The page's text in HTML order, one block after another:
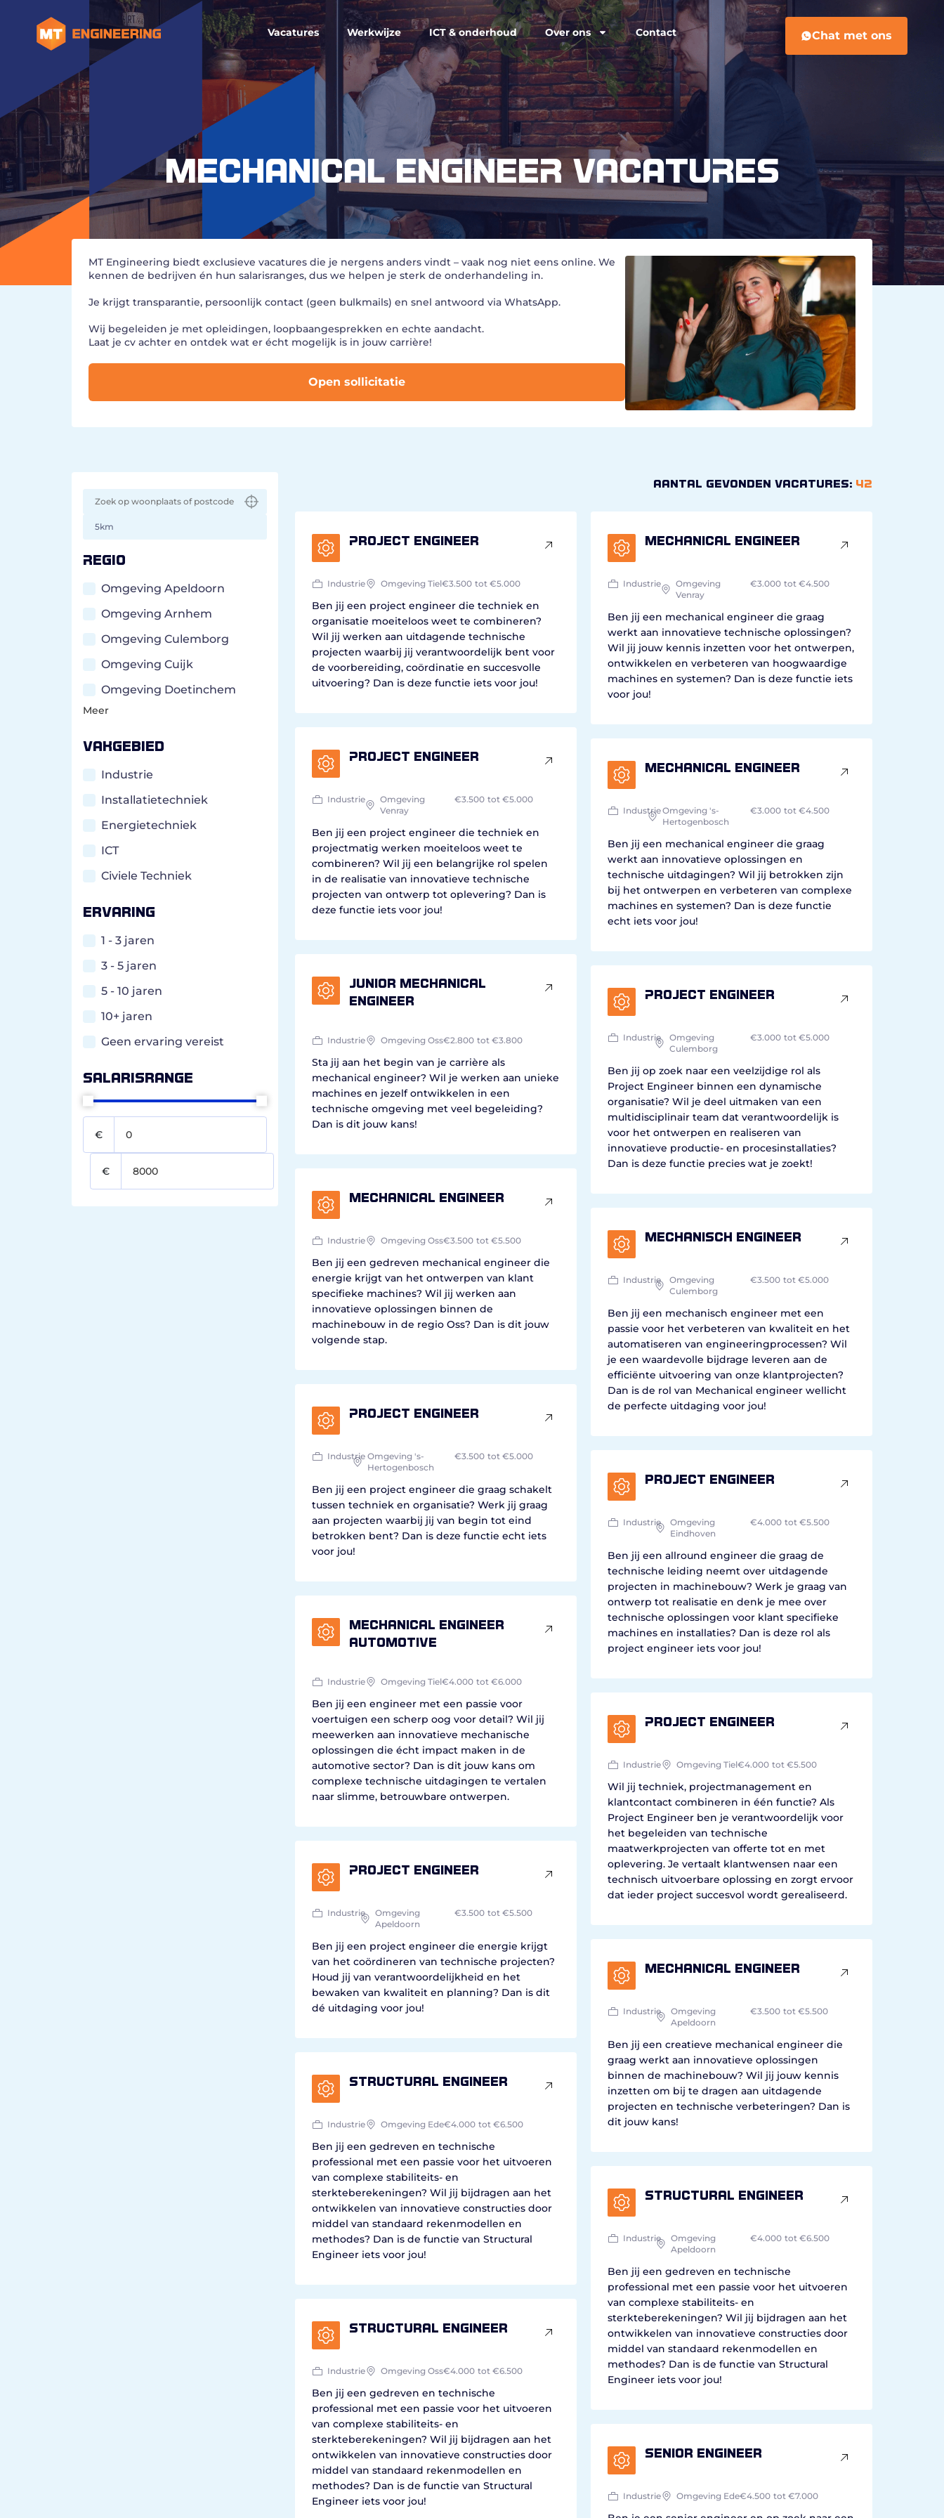
Vacatures Werkwijze ICT & onderhoud Over ons Contact Chat met ons
MECHANICAL ENGINEER VACATURES
MT Engineering biedt exclusieve vacatures die je nergens anders vindt – vaak nog niet eens online. We
kennen de bedrijven én hun salarisranges, dus we helpen je sterk de onderhandeling in.
Je krijgt transparantie, persoonlijk contact (geen bulkmails) en snel antwoord via WhatsApp.
Wij begeleiden je met opleidingen, loopbaangesprekken en echte aandacht.
Laat je cv achter en ontdek wat er écht mogelijk is in jouw carrière!
Open sollicitatie
Regio
Omgeving Apeldoorn
Omgeving Arnhem
Omgeving Culemborg
Omgeving Cuijk
Omgeving Doetinchem
Meer
Vakgebied
Industrie
Installatietechniek
Energietechniek
ICT
Civiele Techniek
Ervaring
1 - 3 jaren
3 - 5 jaren
5 - 10 jaren
10+ jaren
Geen ervaring vereist
Salarisrange
€
€
Aantal gevonden vacatures: 42
Project engineer
Industrie Omgeving Tiel€3.500 tot €5.000
Ben jij een project engineer die techniek en
organisatie moeiteloos weet te combineren?
Wil jij werken aan uitdagende technische
projecten waarbij jij verantwoordelijk bent voor
de voorbereiding, coördinatie en succesvolle
uitvoering? Dan is deze functie iets voor jou!
Mechanical engineer
Industrie
Omgeving
Venray
€3.000 tot €4.500
Ben jij een mechanical engineer die graag
werkt aan innovatieve technische oplossingen?
Wil jij jouw kennis inzetten voor het ontwerpen,
ontwikkelen en verbeteren van hoogwaardige
machines en systemen? Dan is deze functie iets
voor jou!
Project engineer
Industrie
Omgeving
Venray
€3.500 tot €5.000
Ben jij een project engineer die techniek en
projectmatig werken moeiteloos weet te
combineren? Wil jij een belangrijke rol spelen
in de realisatie van innovatieve technische
projecten van ontwerp tot oplevering? Dan is
deze functie iets voor jou!
Mechanical engineer
IndustrieOmgeving 's-
Hertogenbosch
€3.000 tot €4.500
Ben jij een mechanical engineer die graag
werkt aan innovatieve oplossingen en
technische uitdagingen? Wil jij betrokken zijn
bij het ontwerpen en verbeteren van complexe
machines en systemen? Dan is deze functie
echt iets voor jou!
Junior mechanical
engineer
Industrie Omgeving Oss€2.800 tot €3.800
Sta jij aan het begin van je carrière als
mechanical engineer? Wil je werken aan unieke
machines en jezelf ontwikkelen in een
technische omgeving met veel begeleiding?
Dan is dit jouw kans!
Project engineer
Industrie
Omgeving
Culemborg
€3.000 tot €5.000
Ben jij op zoek naar een veelzijdige rol als
Project Engineer binnen een dynamische
organisatie? Wil je deel uitmaken van een
multidisciplinair team dat verantwoordelijk is
voor het ontwerpen en realiseren van
innovatieve productie- en procesinstallaties?
Dan is deze functie precies wat je zoekt!
Mechanical Engineer
Industrie Omgeving Oss€3.500 tot €5.500
Ben jij een gedreven mechanical engineer die
energie krijgt van het ontwerpen van klant
specifieke machines? Wil jij werken aan
innovatieve oplossingen binnen de
machinebouw in de regio Oss? Dan is dit jouw
volgende stap.
Mechanisch engineer
Industrie
Omgeving
Culemborg
€3.500 tot €5.000
Ben jij een mechanisch engineer met een
passie voor het verbeteren van kwaliteit en het
automatiseren van engineeringprocessen? Wil
je een waardevolle bijdrage leveren aan de
efficiënte uitvoering van onze klantprojecten?
Dan is de rol van Mechanical engineer wellicht
de perfecte uitdaging voor jou!
Project engineer
Industrie Omgeving 's-
Hertogenbosch
€3.500 tot €5.000
Ben jij een project engineer die graag schakelt
tussen techniek en organisatie? Werk jij graag
aan projecten waarbij jij van begin tot eind
betrokken bent? Dan is deze functie echt iets
voor jou!
project engineer
Industrie
Omgeving
Eindhoven
€4.000 tot €5.500
Ben jij een allround engineer die graag de
technische leiding neemt over uitdagende
projecten in machinebouw? Werk je graag van
ontwerp tot realisatie en denk je mee over
technische oplossingen voor klant specifieke
machines en installaties? Dan is deze rol als
project engineer iets voor jou!
Mechanical engineer
automotive
Industrie Omgeving Tiel€4.000 tot €6.000
Ben jij een engineer met een passie voor
voertuigen een scherp oog voor detail? Wil jij
meewerken aan innovatieve mechanische
oplossingen die écht impact maken in de
automotive sector? Dan is dit jouw kans om
complexe technische uitdagingen te vertalen
naar slimme, betrouwbare ontwerpen.
Project Engineer
Industrie Omgeving Tiel€4.000 tot €5.500
Wil jij techniek, projectmanagement en
klantcontact combineren in één functie? Als
Project Engineer ben je verantwoordelijk voor
het begeleiden van technische
maatwerkprojecten van offerte tot en met
oplevering. Je vertaalt klantwensen naar een
technisch uitvoerbare oplossing en zorgt ervoor
dat ieder project succesvol wordt gerealiseerd.
Project Engineer
Industrie
Omgeving
Apeldoorn
€3.500 tot €5.500
Ben jij een project engineer die energie krijgt
van het coördineren van technische projecten?
Houd jij van verantwoordelijkheid en het
bewaken van kwaliteit en planning? Dan is dit
dé uitdaging voor jou!
Mechanical Engineer
Industrie
Omgeving
Apeldoorn
€3.500 tot €5.500
Ben jij een creatieve mechanical engineer die
graag werkt aan innovatieve oplossingen
binnen de machinebouw? Wil jij jouw kennis
inzetten om bij te dragen aan uitdagende
projecten en technische verbeteringen? Dan is
dit jouw kans!
Structural Engineer
Industrie Omgeving Ede€4.000 tot €6.500
Ben jij een gedreven en technische
professional met een passie voor het uitvoeren
van complexe stabiliteits- en
sterkteberekeningen? Wil jij bijdragen aan het
ontwikkelen van innovatieve constructies door
middel van standaard rekenmodellen en
methodes? Dan is de functie van Structural
Engineer iets voor jou!
Structural Engineer
Industrie
Omgeving
Apeldoorn
€4.000 tot €6.500
Ben jij een gedreven en technische
professional met een passie voor het uitvoeren
van complexe stabiliteits- en
sterkteberekeningen? Wil jij bijdragen aan het
ontwikkelen van innovatieve constructies door
middel van standaard rekenmodellen en
methodes? Dan is de functie van Structural
Engineer iets voor jou!
Structural Engineer
Industrie Omgeving Oss€4.000 tot €6.500
Ben jij een gedreven en technische
professional met een passie voor het uitvoeren
van complexe stabiliteits- en
sterkteberekeningen? Wil jij bijdragen aan het
ontwikkelen van innovatieve constructies door
middel van standaard rekenmodellen en
methodes? Dan is de functie van Structural
Engineer iets voor jou!
Senior Engineer
Industrie Omgeving Ede€4.500 tot €7.000